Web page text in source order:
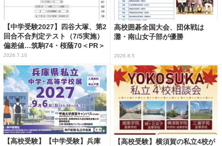
【中学受験2027】四谷大塚、第2
回合不合判定テスト（7/5実施）
偏差値…筑駒74・桜蔭70＜PR＞
2026.7.10
高校囲碁全国大会、団体戦は
灘・南山女子部が優勝
2026.8.5
【高校受験】【中学受験】兵庫
【高校受験】横須賀の私立4校が